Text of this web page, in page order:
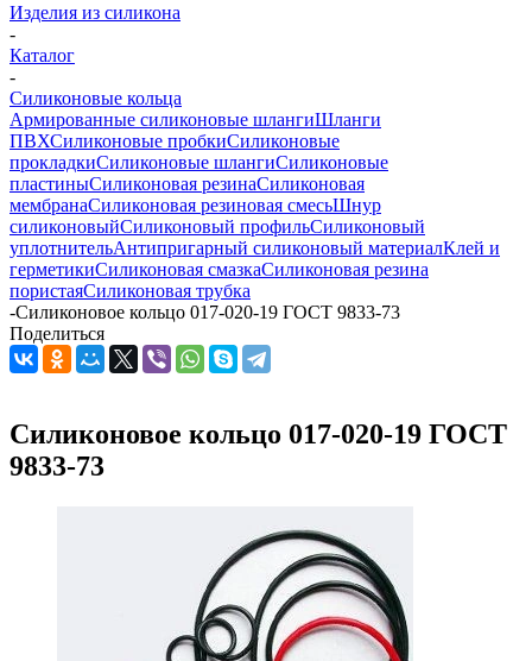
Изделия из силикона
-
Каталог
-
Силиконовые кольца
Армированные силиконовые шлангиШланги
ПВХСиликоновые пробкиСиликоновые
прокладкиСиликоновые шлангиСиликоновые
пластиныСиликоновая резинаСиликоновая
мембранаСиликоновая резиновая смесьШнур
силиконовыйСиликоновый профильСиликоновый
уплотнительАнтипригарный силиконовый материалКлей и
герметикиСиликоновая смазкаСиликоновая резина
пористаяСиликоновая трубка
-Силиконовое кольцо 017-020-19 ГОСТ 9833-73
Поделиться
Силиконовое кольцо 017-020-19 ГОСТ
9833-73